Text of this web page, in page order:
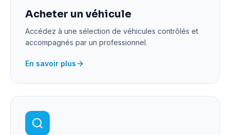
Acheter un véhicule
Accédez à une sélection de véhicules contrôlés et
accompagnés par un professionnel.
En savoir plus